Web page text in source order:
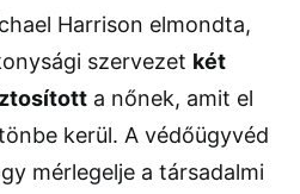
Harrison elmondta,
szervezet két
a nőnek, amit el
kerül. A védőügyvéd
mérlegelje a társadalmi